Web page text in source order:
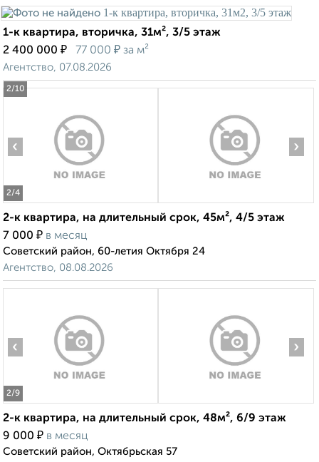
2/10
1-к квартира, вторичка, 31м², 3/5 этаж
2 400 000 ₽ 77 000 ₽ за м²
Агентство, 07.08.2026
2/4
‹ ›
2-к квартира, на длительный срок, 45м², 4/5 этаж
7 000 ₽ в месяц
Советский район, 60-летия Октября 24
Агентство, 08.08.2026
2/9
‹ ›
2-к квартира, на длительный срок, 48м², 6/9 этаж
9 000 ₽ в месяц
Советский район, Октябрьская 57